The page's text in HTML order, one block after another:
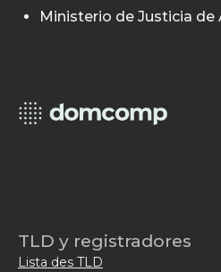
Ministerio de Justicia de
TLD y registradores
Lista des TLD